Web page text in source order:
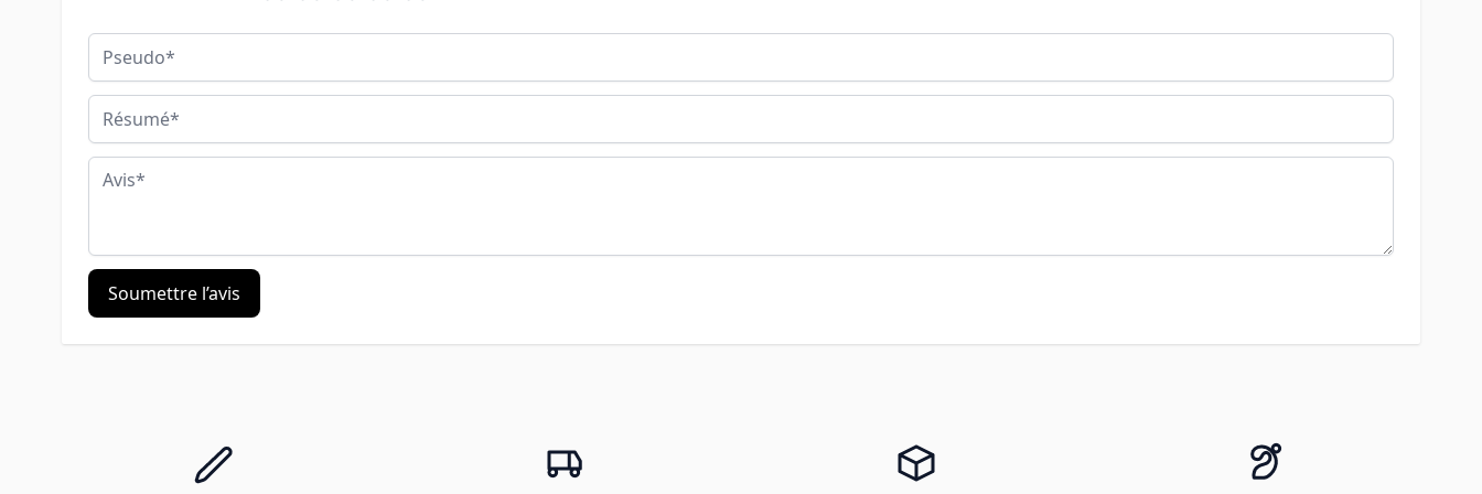
Pseudo
Résumé
Avis
Soumettre l’avis